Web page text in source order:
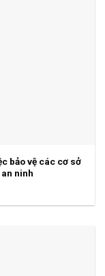
bảo vệ các cơ sở
ninh